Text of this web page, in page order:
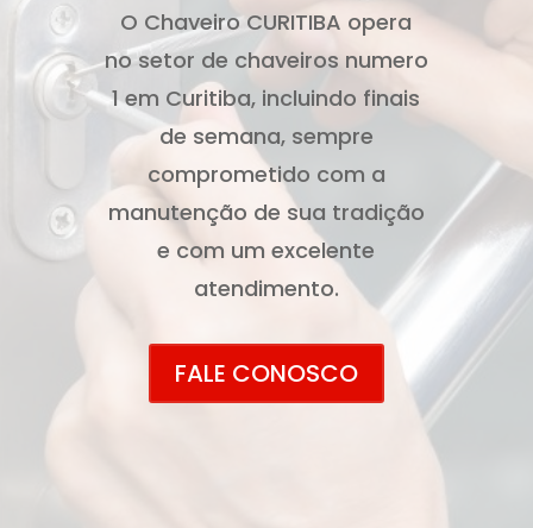
O Chaveiro CURITIBA opera
no setor de chaveiros numero
1 em Curitiba, incluindo finais
de semana, sempre
comprometido com a
manutenção de sua tradição
e com um excelente
atendimento.
FALE CONOSCO